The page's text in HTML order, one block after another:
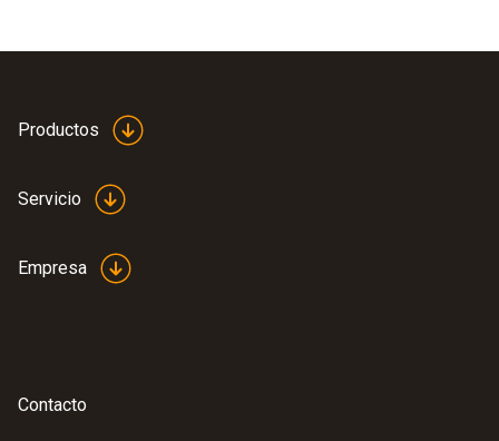
Productos
Servicio
Empresa
Contacto